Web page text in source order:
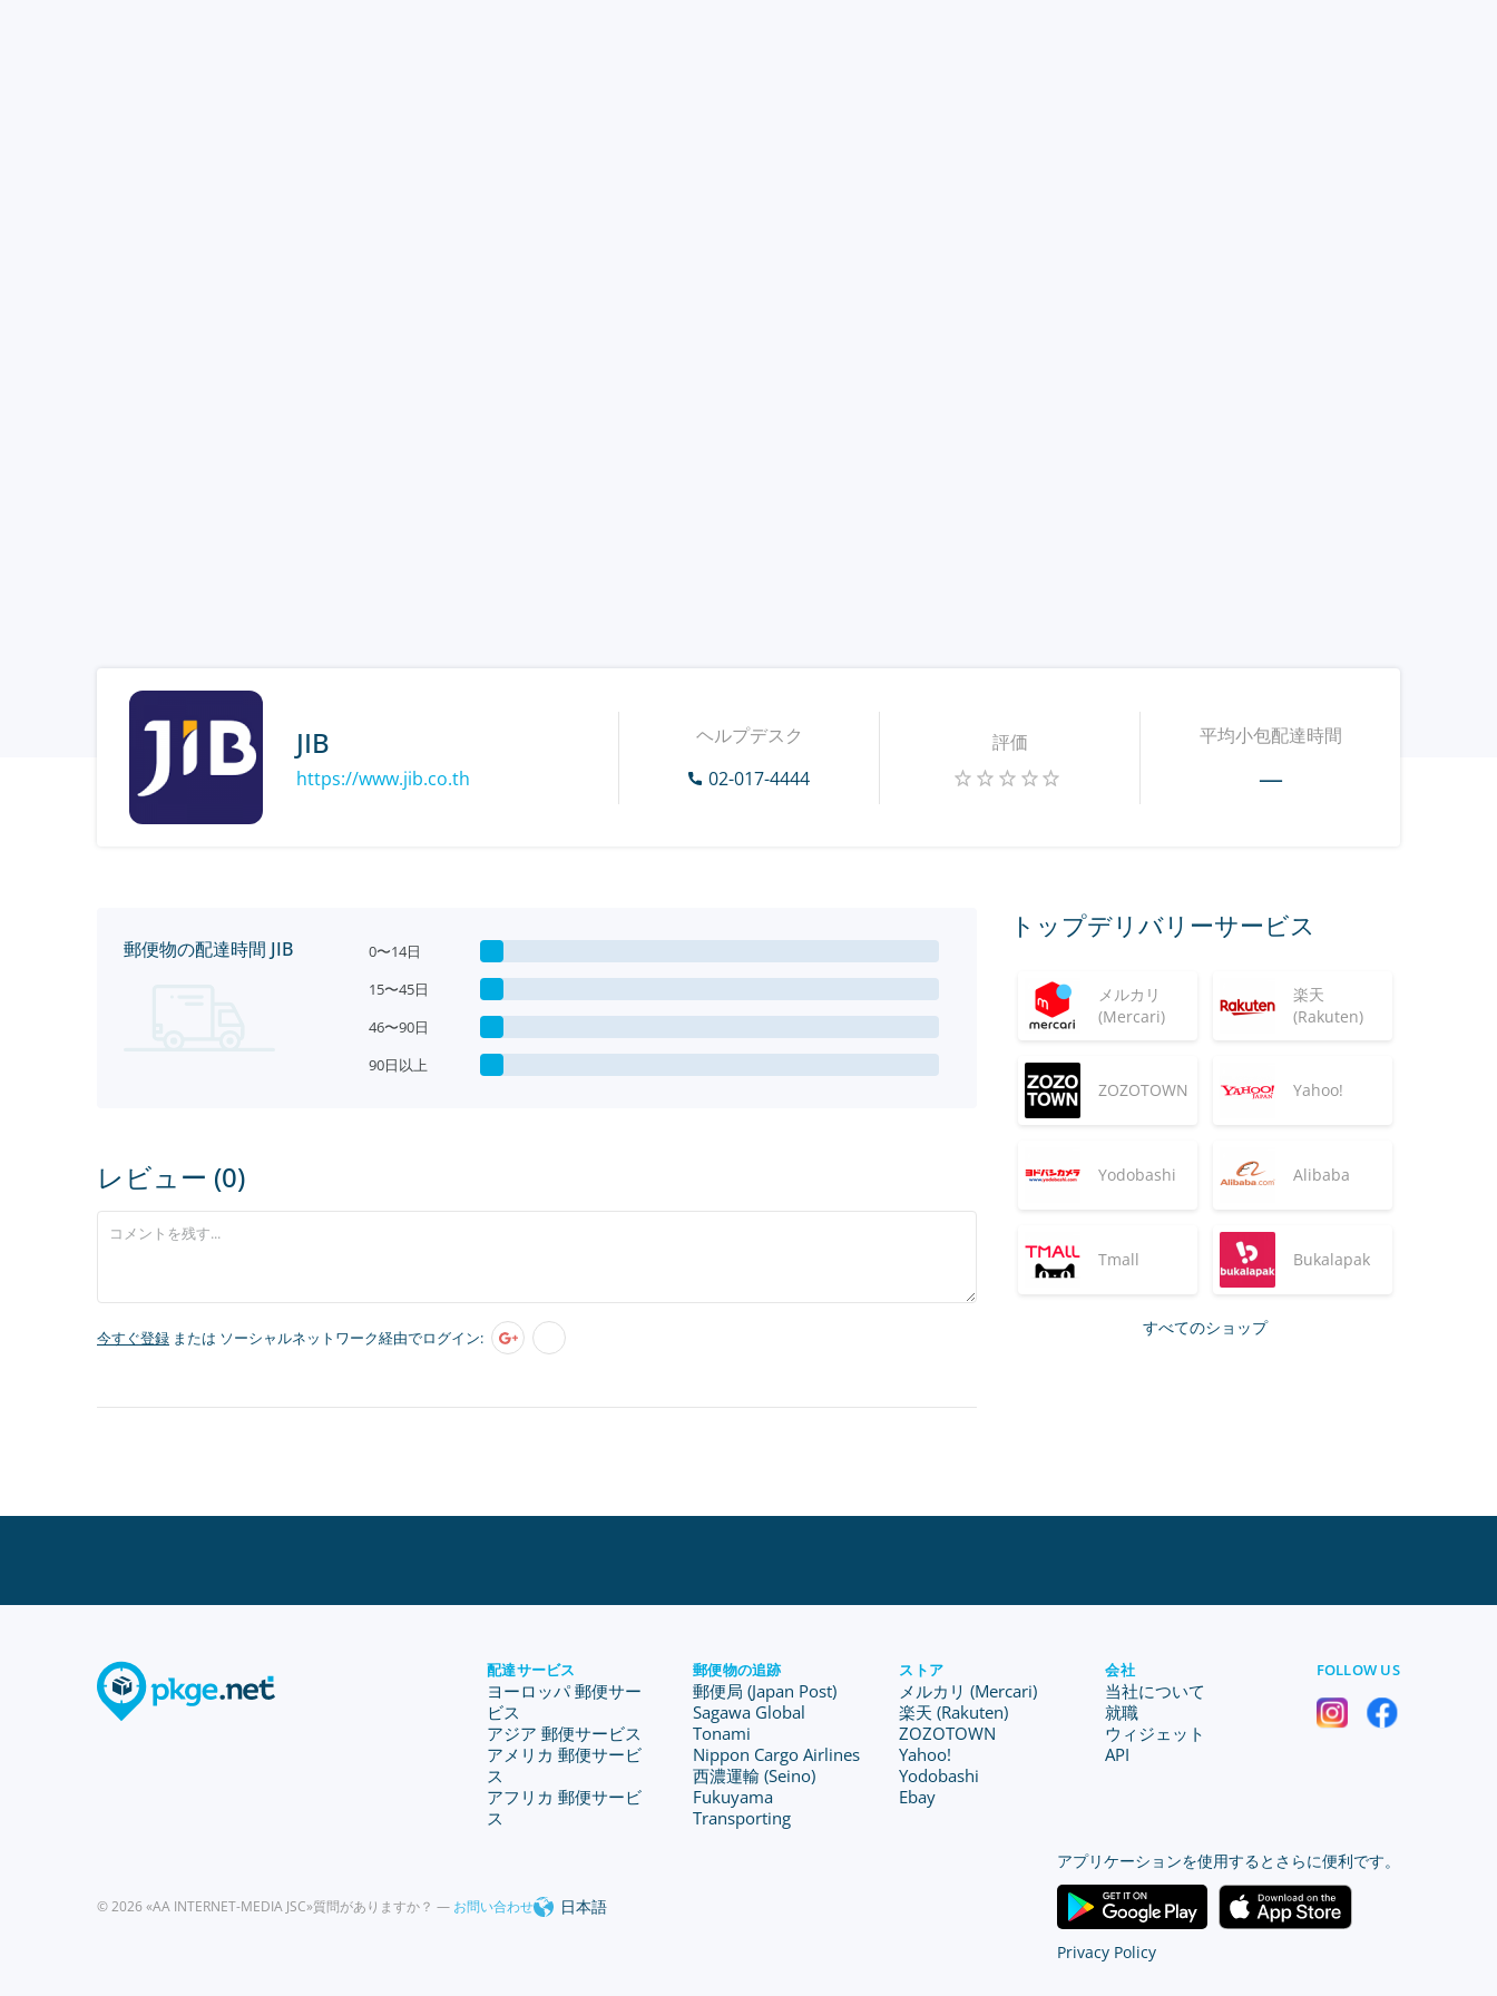
JIB
https://www.jib.co.th
ヘルプデスク
02-017-4444
評価 平均小包配達時間
—
郵便物の配達時間 JIB
0〜14日
15〜45日
46〜90日
90日以上
レビュー (0)
今すぐ登録 または ソーシャルネットワーク経由でログイン:
トップデリバリーサービス
メルカリ
(Mercari)
楽天
(Rakuten)
ZOZOTOWN Yahoo!
Yodobashi Alibaba
Tmall Bukalapak
すべてのショップ
配達サービス
ヨーロッパ 郵便サー
ビス
アジア 郵便サービス
アメリカ 郵便サービ
ス
アフリカ 郵便サービ
ス
郵便物の追跡
郵便局 (Japan Post)
Sagawa Global
Tonami
Nippon Cargo Airlines
西濃運輸 (Seino)
Fukuyama
Transporting
ストア
メルカリ (Mercari)
楽天 (Rakuten)
ZOZOTOWN
Yahoo!
Yodobashi
Ebay
会社
当社について
就職
ウィジェット
API
FOLLOW US
© 2026 «AA INTERNET-MEDIA JSC»質問がありますか？ — お問い合わせ 日本語
アプリケーションを使用するとさらに便利です。
Privacy Policy